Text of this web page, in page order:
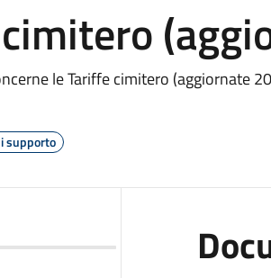
le Tariffe cimitero (aggiornate
supporto